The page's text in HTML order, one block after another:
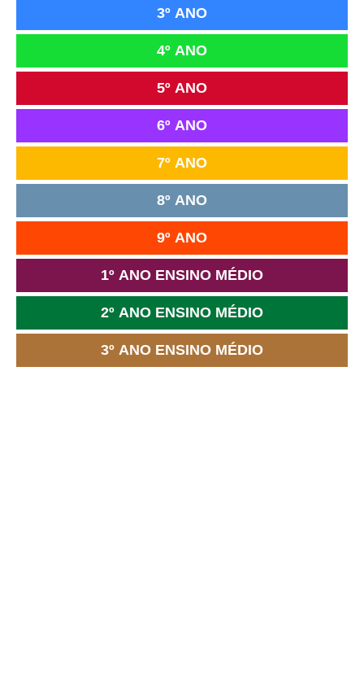
3º ANO
4º ANO
5º ANO
6º ANO
7º ANO
8º ANO
9º ANO
1º ANO ENSINO MÉDIO
2º ANO ENSINO MÉDIO
3º ANO ENSINO MÉDIO